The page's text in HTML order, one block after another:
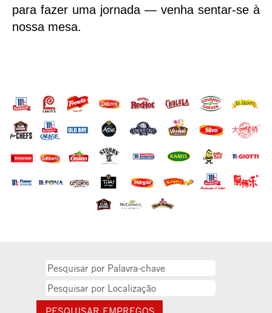
para fazer uma jornada — venha sentar-se à
nossa mesa.